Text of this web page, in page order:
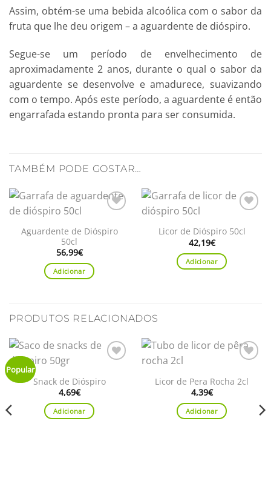
Assim, obtém-se uma bebida alcoólica com o sabor da
fruta que lhe deu origem – a aguardente de dióspiro.
Segue-se um período de envelhecimento de
aproximadamente 2 anos, durante o qual o sabor da
aguardente se desenvolve e amadurece, suavizando
com o tempo. Após este período, a aguardente é então
engarrafada estando pronta para ser consumida.
TAMBÉM PODE GOSTAR…
aos
favoritos
Aguardente de Dióspiro
50cl
56,99€
Adicionar
aos
favoritos
Licor de Dióspiro 50cl
42,19€
Adicionar
PRODUTOS RELACIONADOS
Popular
favoritos
Snack de Dióspiro
4,69€
Adicionar
aos
favoritos
Licor de Pera Rocha 2cl
4,39€
Adicionar